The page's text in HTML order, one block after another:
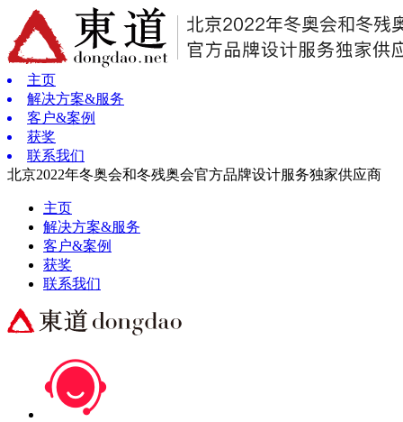
主页
解决方案&服务
客户&案例
获奖
联系我们
北京2022年冬奥会和冬残奥会官方品牌设计服务独家供应商
主页
解决方案&服务
客户&案例
获奖
联系我们